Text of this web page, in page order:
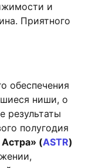
и
Приятного
обеспечения
ниши, о
результаты
полугодия
(ASTR)